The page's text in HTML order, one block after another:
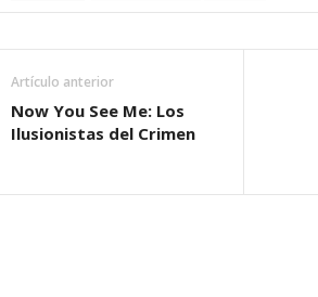
Artículo anterior
Now You See Me: Los
Ilusionistas del Crimen